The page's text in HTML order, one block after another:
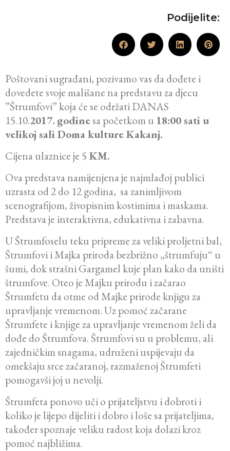
Podijelite:
Poštovani sugrađani, pozivamo vas da dođete i
dovedete svoje mališane na predstavu za djecu
”Štrumfovi” koja će se održati DANAS
15.10.2017. godinesa početkom u 18:00 sati u
velikoj sali Doma kulture Kakanj.
Cijena ulaznice je 5 KM.
Ova predstаvа namijenjena je najmlađoj publici
uzrasta od 2 do 12 godina, sa zanimljivom
scenografijom, živopisnim kostimima i mаskаmа.
Predstаvа je interаktivnа, edukativna i zabavnа.
U Štrumfoselu teku pripreme za veliki proljetni bal,
Štrumfovi i Majka priroda bezbrižno „štrumfuju“ u
šumi, dok strašni Gargamel kuje plan kako da uništi
štrumfove. Oteo je Majku prirodu i začarao
Štrumfetu da otme od Majke prirode knjigu za
upravljanje vremenom. Uz pomoć začarane
Štrumfete i knjige za upravljanje vremenom želi da
dođe do Štrumfova. Štrumfovi su u problemu, ali
zajedničkim snagama, udruženi uspijevaju da
omekšaju srce začaranoj, razmaženoj Štrumfeti
pomogavši joj u nevolji.
Štrumfeta ponovo uči o prijateljstvu i dobroti i
koliko je lijepo dijeliti i dobro i loše sa prijateljima,
također spoznaje veliku radost koja dolazi kroz
pomoć najbližima.